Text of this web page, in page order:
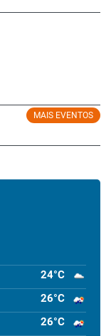
MAIS EVENTOS
24°C
26°C
26°C